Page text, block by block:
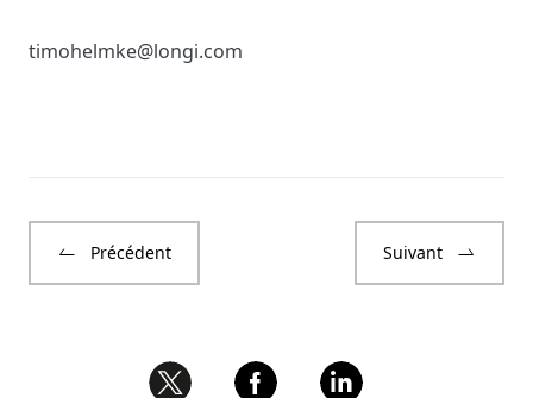
timohelmke@longi.com
Précédent Suivant